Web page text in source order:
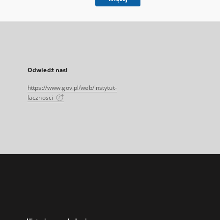
Odwiedź nas!
https://www.gov.pl/web/instytut-
lacznosci